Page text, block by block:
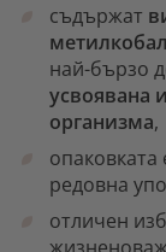
съдържат
най-бързо
усвоявана
организма,
опаковката
редовна
отличен